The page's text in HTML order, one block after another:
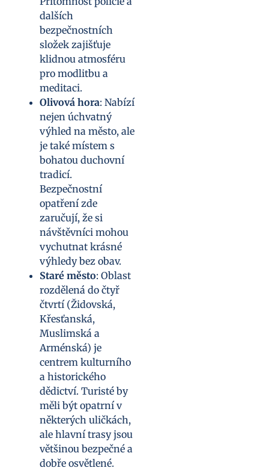
dalších
bezpečnostních
složek zajišťuje
klidnou atmosféru
pro modlitbu a
meditaci.
Olivová hora: Nabízí
nejen úchvatný
výhled na město, ale
je také místem s
bohatou duchovní
tradicí.
Bezpečnostní
opatření zde
zaručují, že si
návštěvníci mohou
vychutnat krásné
výhledy bez obav.
Staré město: Oblast
rozdělená do čtyř
čtvrtí (Židovská,
Křesťanská,
Muslimská a
Arménská) je
centrem kulturního
a historického
dědictví. Turisté by
měli být opatrní v
některých uličkách,
ale hlavní trasy jsou
většinou bezpečné a
dobře osvětlené.